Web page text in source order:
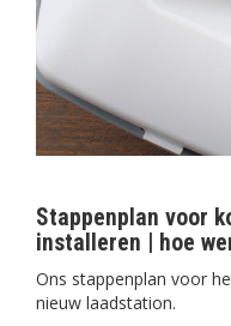
Stappenplan voor
installeren | hoe
Ons stappenplan voor
nieuw laadstation.